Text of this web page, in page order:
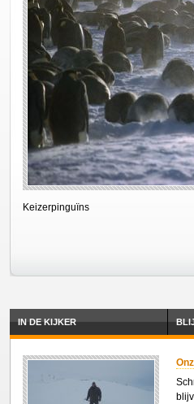
Keizerpinguïns
IN DE KIJKER